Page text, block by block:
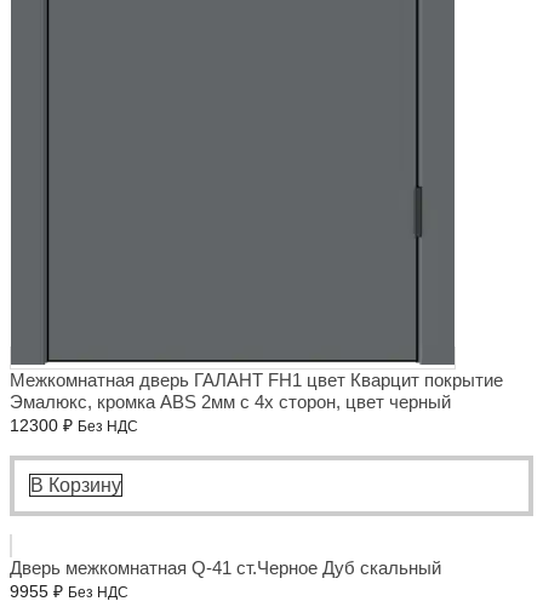
Межкомнатная дверь ГАЛАНТ FH1 цвет Кварцит покрытие
Эмалюкс, кромка ABS 2мм с 4х сторон, цвет черный
12300 ₽ Без НДС
В Корзину
Дверь межкомнатная Q-41 ст.Черное Дуб скальный
9955 ₽ Без НДС